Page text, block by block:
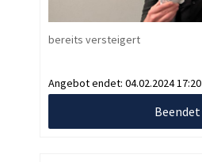
bereits versteigert
Angebot endet: 04.02.2024 17:20
Beendet